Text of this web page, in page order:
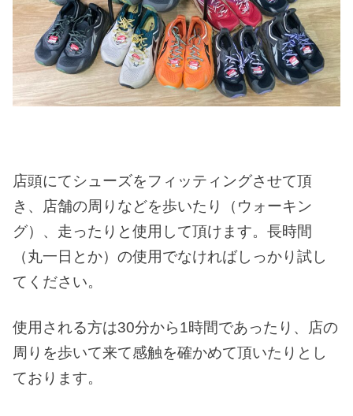
店頭にてシューズをフィッティングさせて頂
き、店舗の周りなどを歩いたり（ウォーキン
グ）、走ったりと使用して頂けます。長時間
（丸一日とか）の使用でなければしっかり試し
てください。
使用される方は30分から1時間であったり、店の
周りを歩いて来て感触を確かめて頂いたりとし
ております。